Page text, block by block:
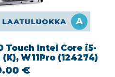
Touch Intel Core i5-
W11Pro (124274)
€